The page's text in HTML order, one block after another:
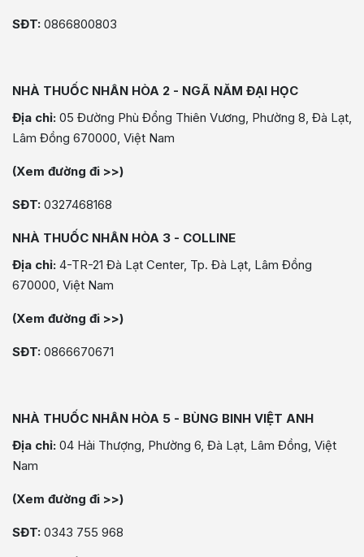
SĐT: 0866800803
NHÀ THUỐC NHÂN HÒA 2 - NGÃ NĂM ĐẠI HỌC
Địa chỉ: 05 Đường Phù Đổng Thiên Vương, Phường 8, Đà Lạt,
Lâm Đồng 670000, Việt Nam
(Xem đường đi >>)
SĐT: 0327468168
NHÀ THUỐC NHÂN HÒA 3 - COLLINE
Địa chỉ: 4-TR-21 Đà Lạt Center, Tp. Đà Lạt, Lâm Đồng
670000, Việt Nam
(Xem đường đi >>)
SĐT: 0866670671
NHÀ THUỐC NHÂN HÒA 5 - BÙNG BINH VIỆT ANH
Địa chỉ: 04 Hải Thượng, Phường 6, Đà Lạt, Lâm Đồng, Việt
Nam
(Xem đường đi >>)
SĐT: 0343 755 968